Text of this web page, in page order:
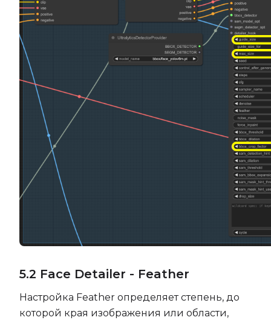
5.2 Face Detailer - Feather
Настройка Feather определяет степень, до
которой края изображения или области,